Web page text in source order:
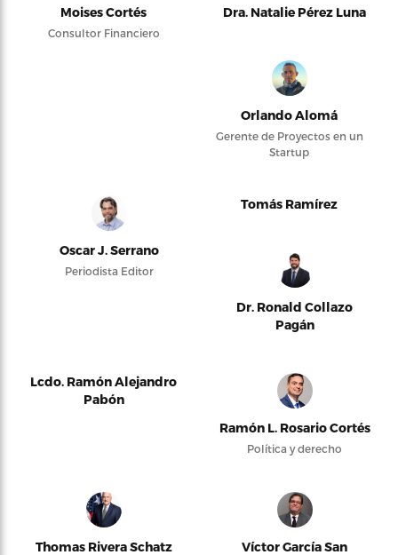
Moises Cortés
Consultor Financiero
Dra. Natalie Pérez Luna
Orlando Alomá
Gerente de Proyectos en un
Startup
Oscar J. Serrano
Periodista Editor
Tomás Ramírez
Dr. Ronald Collazo
Pagán
Lcdo. Ramón Alejandro
Pabón
Ramón L. Rosario Cortés
Política y derecho
Thomas Rivera Schatz
Víctor García San